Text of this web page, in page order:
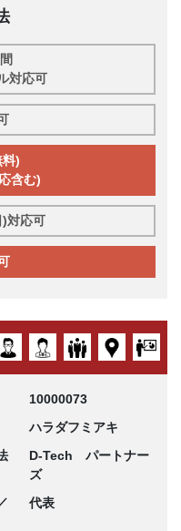
対応可
)
含む)
対応可
10000073
ハラダフミアキ
D-Tech パートナー
ズ
代表